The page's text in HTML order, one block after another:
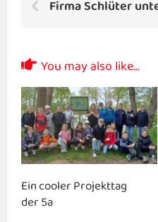
You may also like...
Ein cooler Projekttag
der 5a